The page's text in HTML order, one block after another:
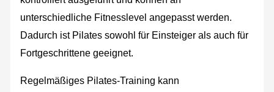
unterschiedliche Fitnesslevel angepasst werden.
Dadurch ist Pilates sowohl für Einsteiger als auch für
Fortgeschrittene geeignet.
Regelmäßiges Pilates-Training kann